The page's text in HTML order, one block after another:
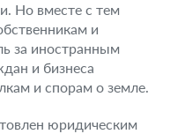
Но вместе с тем
и
за иностранным
и бизнеса
и спорам о земле.
юридическим